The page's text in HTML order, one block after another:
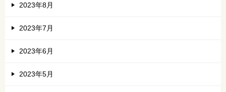
2023年8月
2023年7月
2023年6月
2023年5月